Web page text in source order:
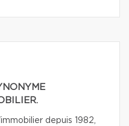
depuis 1982,